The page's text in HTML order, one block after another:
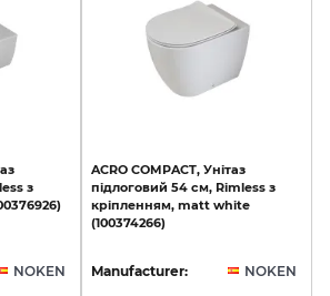
з
NOKEN
ACRO COMPACT, Унітаз
підлоговий 54 см, Rimless з
кріпленням, matt white
(100374266)
Manufacturer: NOKEN